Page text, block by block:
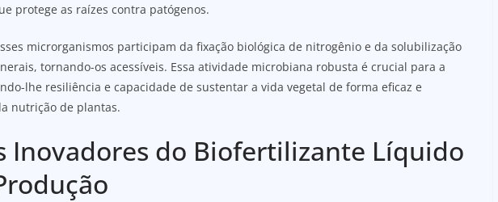
protege as raízes contra patógenos.
microrganismos participam da fixação biológica de nitrogênio e da solubilização
tornando-os acessíveis. Essa atividade microbiana robusta é crucial para a
lhe resiliência e capacidade de sustentar a vida vegetal de forma eficaz e
nutrição de plantas.
Inovadores do Biofertilizante Líquido